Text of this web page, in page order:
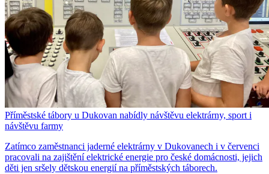
Příměstské tábory u Dukovan nabídly návštěvu elektrárny, sport i
návštěvu farmy
Zatímco zaměstnanci jaderné elektrárny v Dukovanech i v červenci
pracovali na zajištění elektrické energie pro české domácnosti, jejich
děti jen sršely dětskou energií na příměstských táborech.